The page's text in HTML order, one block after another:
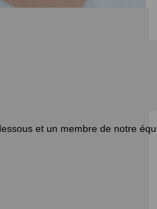
et un membre de notre